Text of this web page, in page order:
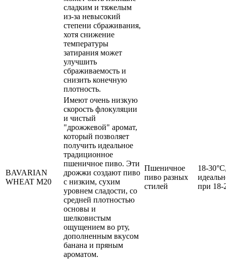
сладким и тяжелым
из-за невысокий
степени сбраживания,
хотя снижение
температуры
затирания может
улучшить
сбраживаемость и
снизить конечную
плотность.
BAVARIAN
WHEAT M20
Имеют очень низкую
скорость флокуляции
и чистый
"дрожжевой" аромат,
который позволяет
получить идеальное
традиционное
пшеничное пиво. Эти
дрожжи создают пиво
с низким, сухим
уровнем сладости, со
средней плотностью
основы и
шелковистым
ощущением во рту,
дополненным вкусом
банана и пряным
ароматом.
Пшеничное
пиво разных
стилей
18-
при 18-